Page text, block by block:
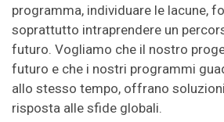
programma, individuare le lacune,
soprattutto intraprendere un
futuro. Vogliamo che il nostro
futuro e che i nostri programmi
allo stesso tempo, offrano
risposta alle sfide globali.